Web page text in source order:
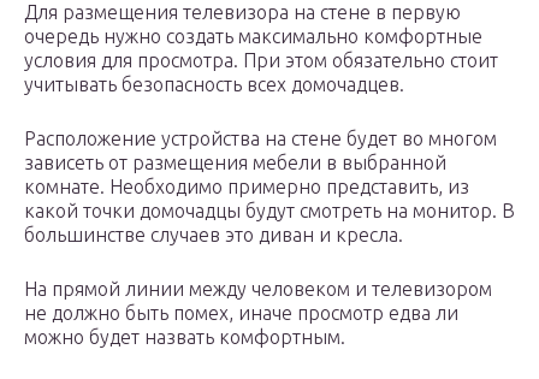
Для размещения телевизора на стене в первую
очередь нужно создать максимально комфортные
условия для просмотра. При этом обязательно стоит
учитывать безопасность всех домочадцев.
Расположение устройства на стене будет во многом
зависеть от размещения мебели в выбранной
комнате. Необходимо примерно представить, из
какой точки домочадцы будут смотреть на монитор. В
большинстве случаев это диван и кресла.
На прямой линии между человеком и телевизором
не должно быть помех, иначе просмотр едва ли
можно будет назвать комфортным.